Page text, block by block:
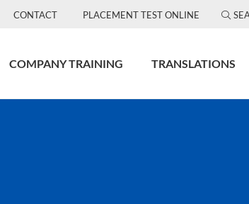
CONTACT PLACEMENT TEST ONLINE
COMPANY TRAINING TRANSLATIONS